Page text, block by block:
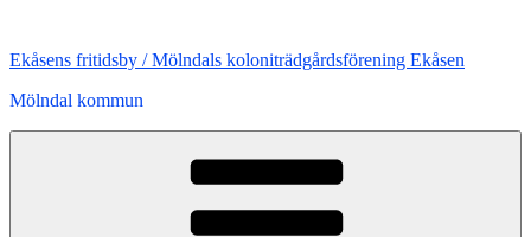
innehåll
Ekåsens fritidsby / Mölndals koloniträdgårdsförening Ekåsen
Mölndal kommun